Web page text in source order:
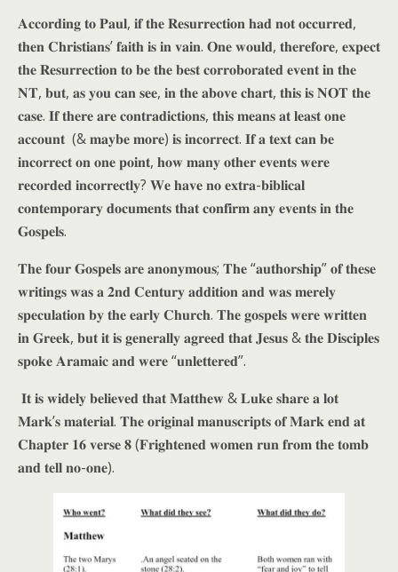
𝐀𝐜𝐜𝐨𝐫𝐝𝐢𝐧𝐠 𝐭𝐨 𝐏𝐚𝐮𝐥, 𝐢𝐟 𝐭𝐡𝐞 𝐑𝐞𝐬𝐮𝐫𝐫𝐞𝐜𝐭𝐢𝐨𝐧 𝐡𝐚𝐝 𝐧𝐨𝐭 𝐨𝐜𝐜𝐮𝐫𝐫𝐞𝐝,
𝐭𝐡𝐞𝐧 𝐂𝐡𝐫𝐢𝐬𝐭𝐢𝐚𝐧𝐬’ 𝐟𝐚𝐢𝐭𝐡 𝐢𝐬 𝐢𝐧 𝐯𝐚𝐢𝐧. 𝐎𝐧𝐞 𝐰𝐨𝐮𝐥𝐝, 𝐭𝐡𝐞𝐫𝐞𝐟𝐨𝐫𝐞, 𝐞𝐱𝐩𝐞𝐜𝐭
𝐭𝐡𝐞 𝐑𝐞𝐬𝐮𝐫𝐫𝐞𝐜𝐭𝐢𝐨𝐧 𝐭𝐨 𝐛𝐞 𝐭𝐡𝐞 𝐛𝐞𝐬𝐭 𝐜𝐨𝐫𝐫𝐨𝐛𝐨𝐫𝐚𝐭𝐞𝐝 𝐞𝐯𝐞𝐧𝐭 𝐢𝐧 𝐭𝐡𝐞
𝐍𝐓, 𝐛𝐮𝐭, 𝐚𝐬 𝐲𝐨𝐮 𝐜𝐚𝐧 𝐬𝐞𝐞, 𝐢𝐧 𝐭𝐡𝐞 𝐚𝐛𝐨𝐯𝐞 𝐜𝐡𝐚𝐫𝐭, 𝐭𝐡𝐢𝐬 𝐢𝐬 𝐍𝐎𝐓 𝐭𝐡𝐞
𝐜𝐚𝐬𝐞. 𝐈𝐟 𝐭𝐡𝐞𝐫𝐞 𝐚𝐫𝐞 𝐜𝐨𝐧𝐭𝐫𝐚𝐝𝐢𝐜𝐭𝐢𝐨𝐧𝐬, 𝐭𝐡𝐢𝐬 𝐦𝐞𝐚𝐧𝐬 𝐚𝐭 𝐥𝐞𝐚𝐬𝐭 𝐨𝐧𝐞
𝐚𝐜𝐜𝐨𝐮𝐧𝐭 (& 𝐦𝐚𝐲𝐛𝐞 𝐦𝐨𝐫𝐞) 𝐢𝐬 𝐢𝐧𝐜𝐨𝐫𝐫𝐞𝐜𝐭. 𝐈𝐟 𝐚 𝐭𝐞𝐱𝐭 𝐜𝐚𝐧 𝐛𝐞
𝐢𝐧𝐜𝐨𝐫𝐫𝐞𝐜𝐭 𝐨𝐧 𝐨𝐧𝐞 𝐩𝐨𝐢𝐧𝐭, 𝐡𝐨𝐰 𝐦𝐚𝐧𝐲 𝐨𝐭𝐡𝐞𝐫 𝐞𝐯𝐞𝐧𝐭𝐬 𝐰𝐞𝐫𝐞
𝐫𝐞𝐜𝐨𝐫𝐝𝐞𝐝 𝐢𝐧𝐜𝐨𝐫𝐫𝐞𝐜𝐭𝐥𝐲? 𝐖𝐞 𝐡𝐚𝐯𝐞 𝐧𝐨 𝐞𝐱𝐭𝐫𝐚-𝐛𝐢𝐛𝐥𝐢𝐜𝐚𝐥
𝐜𝐨𝐧𝐭𝐞𝐦𝐩𝐨𝐫𝐚𝐫𝐲 𝐝𝐨𝐜𝐮𝐦𝐞𝐧𝐭𝐬 𝐭𝐡𝐚𝐭 𝐜𝐨𝐧𝐟𝐢𝐫𝐦 𝐚𝐧𝐲 𝐞𝐯𝐞𝐧𝐭𝐬 𝐢𝐧 𝐭𝐡𝐞
𝐆𝐨𝐬𝐩𝐞𝐥𝐬.
𝐓𝐡𝐞 𝐟𝐨𝐮𝐫 𝐆𝐨𝐬𝐩𝐞𝐥𝐬 𝐚𝐫𝐞 𝐚𝐧𝐨𝐧𝐲𝐦𝐨𝐮𝐬; 𝐓𝐡𝐞 “𝐚𝐮𝐭𝐡𝐨𝐫𝐬𝐡𝐢𝐩” 𝐨𝐟 𝐭𝐡𝐞𝐬𝐞
𝐰𝐫𝐢𝐭𝐢𝐧𝐠𝐬 𝐰𝐚𝐬 𝐚 𝟐𝐧𝐝 𝐂𝐞𝐧𝐭𝐮𝐫𝐲 𝐚𝐝𝐝𝐢𝐭𝐢𝐨𝐧 𝐚𝐧𝐝 𝐰𝐚𝐬 𝐦𝐞𝐫𝐞𝐥𝐲
𝐬𝐩𝐞𝐜𝐮𝐥𝐚𝐭𝐢𝐨𝐧 𝐛𝐲 𝐭𝐡𝐞 𝐞𝐚𝐫𝐥𝐲 𝐂𝐡𝐮𝐫𝐜𝐡. 𝐓𝐡𝐞 𝐠𝐨𝐬𝐩𝐞𝐥𝐬 𝐰𝐞𝐫𝐞 𝐰𝐫𝐢𝐭𝐭𝐞𝐧
𝐢𝐧 𝐆𝐫𝐞𝐞𝐤, 𝐛𝐮𝐭 𝐢𝐭 𝐢𝐬 𝐠𝐞𝐧𝐞𝐫𝐚𝐥𝐥𝐲 𝐚𝐠𝐫𝐞𝐞𝐝 𝐭𝐡𝐚𝐭 𝐉𝐞𝐬𝐮𝐬 & 𝐭𝐡𝐞 𝐃𝐢𝐬𝐜𝐢𝐩𝐥𝐞𝐬
𝐬𝐩𝐨𝐤𝐞 𝐀𝐫𝐚𝐦𝐚𝐢𝐜 𝐚𝐧𝐝 𝐰𝐞𝐫𝐞 “𝐮𝐧𝐥𝐞𝐭𝐭𝐞𝐫𝐞𝐝”.
𝐈𝐭 𝐢𝐬 𝐰𝐢𝐝𝐞𝐥𝐲 𝐛𝐞𝐥𝐢𝐞𝐯𝐞𝐝 𝐭𝐡𝐚𝐭 𝐌𝐚𝐭𝐭𝐡𝐞𝐰 & 𝐋𝐮𝐤𝐞 𝐬𝐡𝐚𝐫𝐞 𝐚 𝐥𝐨𝐭
𝐌𝐚𝐫𝐤’𝐬 𝐦𝐚𝐭𝐞𝐫𝐢𝐚𝐥. 𝐓𝐡𝐞 𝐨𝐫𝐢𝐠𝐢𝐧𝐚𝐥 𝐦𝐚𝐧𝐮𝐬𝐜𝐫𝐢𝐩𝐭𝐬 𝐨𝐟 𝐌𝐚𝐫𝐤 𝐞𝐧𝐝 𝐚𝐭
𝐂𝐡𝐚𝐩𝐭𝐞𝐫 𝟏𝟔 𝐯𝐞𝐫𝐬𝐞 𝟖 (𝐅𝐫𝐢𝐠𝐡𝐭𝐞𝐧𝐞𝐝 𝐰𝐨𝐦𝐞𝐧 𝐫𝐮𝐧 𝐟𝐫𝐨𝐦 𝐭𝐡𝐞 𝐭𝐨𝐦𝐛
𝐚𝐧𝐝 𝐭𝐞𝐥𝐥 𝐧𝐨-𝐨𝐧𝐞).